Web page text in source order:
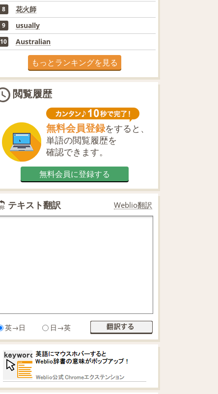
8 花火師
9 usually
10 Australian
もっとランキングを見る
閲覧履歴
無料会員登録をすると、
単語の閲覧履歴を
確認できます。
無料会員に登録する
テキスト翻訳 Weblio翻訳
英→日 日→英